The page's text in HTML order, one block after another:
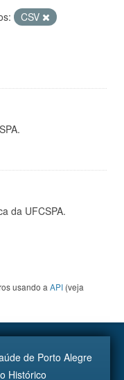
CSV
da UFCSPA.
usando a API (veja
de Porto Alegre
Histórico